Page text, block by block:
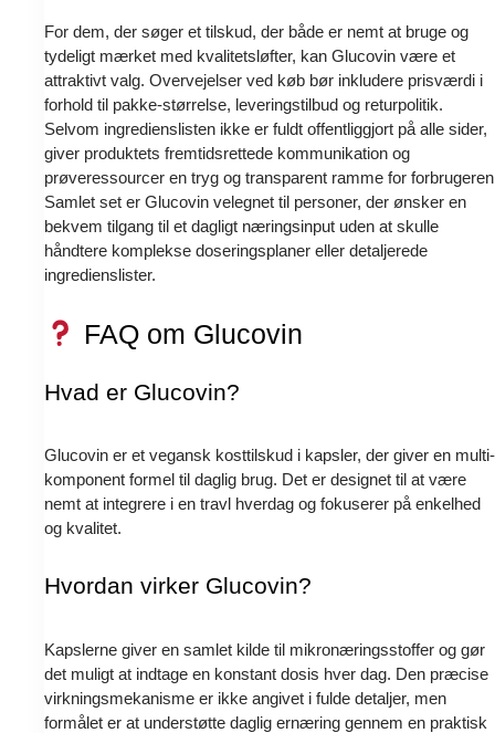
For dem, der søger et tilskud, der både er nemt at bruge og
tydeligt mærket med kvalitetsløfter, kan Glucovin være et
attraktivt valg. Overvejelser ved køb bør inkludere prisværdi i
forhold til pakke-størrelse, leveringstilbud og returpolitik.
Selvom ingredienslisten ikke er fuldt offentliggjort på alle sider,
giver produktets fremtidsrettede kommunikation og
prøveressourcer en tryg og transparent ramme for
Samlet set er Glucovin velegnet til personer, der ønsker en
bekvem tilgang til et dagligt næringsinput uden at skulle
håndtere komplekse doseringsplaner eller detaljerede
ingredienslister.
FAQ om Glucovin
Hvad er Glucovin?
Glucovin er et vegansk kosttilskud i kapsler, der giver en multi-
komponent formel til daglig brug. Det er designet til at være
nemt at integrere i en travl hverdag og fokuserer på enkelhed
og kvalitet.
Hvordan virker Glucovin?
Kapslerne giver en samlet kilde til mikronæringsstoffer og gør
det muligt at indtage en konstant dosis hver dag. Den præcise
virkningsmekanisme er ikke angivet i fulde detaljer, men
formålet er at understøtte daglig ernæring gennem en praktisk